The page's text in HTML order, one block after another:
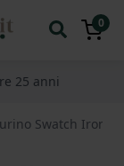
0
25 anni
Swatch Irony -